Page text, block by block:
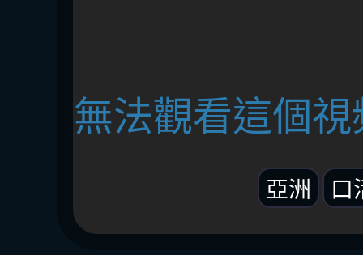
無法觀看這個
亞洲 口